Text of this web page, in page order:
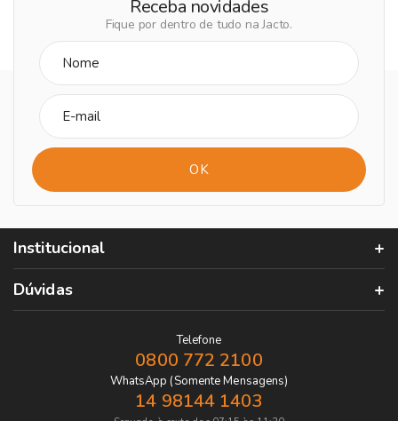
Receba novidades
Fique por dentro de tudo na Jacto.
Institucional
Dúvidas
Telefone
0800 772 2100
WhatsApp (Somente Mensagens)
14 98144 1403